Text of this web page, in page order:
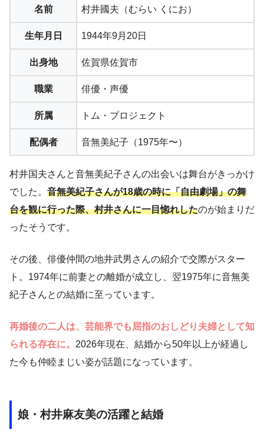
名前 村井國夫（むらい くにお）
生年月日 1944年9月20日
出身地 佐賀県佐賀市
職業 俳優・声優
所属 トム・プロジェクト
配偶者 音無美紀子（1975年〜）
村井国夫さんと音無美紀子さんの出会いは舞台がきっかけ
でした。 音無美紀子さんが18歳の時に「自由劇場」の舞
台を観に行った際、村井さんに一目惚れしたのが始まりだ
ったそうです。
その後、俳優仲間の地井武男さんの紹介で交際がスター
ト。1974年に前妻との離婚が成立し、翌1975年に音無美
紀子さんとの結婚に至っています。
再婚後の二人は、芸能界でも屈指のおしどり夫婦として知
られる存在に。 2026年現在、結婚から50年以上が経過し
た今も仲睦まじい姿が話題になっています。
娘・村井麻友美の活躍と結婚